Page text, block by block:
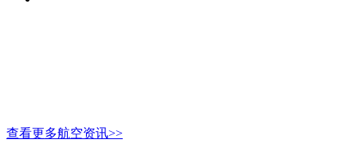
查看更多航空资讯>>